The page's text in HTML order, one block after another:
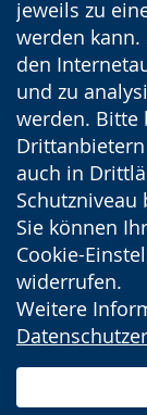
jeweils zu
werden
den
und zu
werden. Bitte
Drittanbietern
auch in
Schutzniveau
Sie können
Cookie-
widerrufen.
Weitere